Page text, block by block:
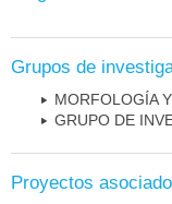
Grupos de
MORFOLOGÍA
GRUPO DE
Proyectos